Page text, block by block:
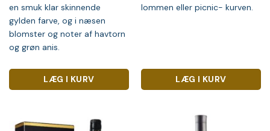
en smuk klar skinnende
gylden farve, og i næsen
blomster og noter af havtorn
og grøn anis.
LÆG I KURV
lommen eller picnic- kurven.
LÆG I KURV